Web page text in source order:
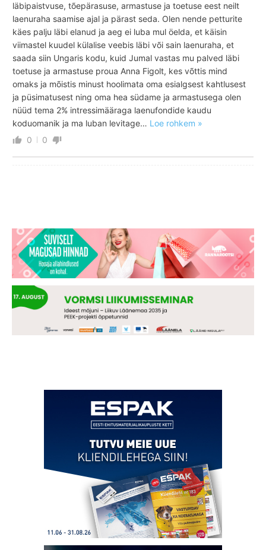
läbipaistvuse, tõepärasuse, armastuse ja toetuse eest neilt
laenuraha saamise ajal ja pärast seda. Olen nende petturite
käes palju läbi elanud ja aeg ei luba mul öelda, et käisin
viimastel kuudel külalise veebis läbi või sain laenuraha, et
saada siin Ungaris kodu, kuid Jumal vastas mu palved läbi
toetuse ja armastuse proua Anna Figolt, kes võttis mind
omaks ja mõistis minust hoolimata oma esialgsest kahtlusest
ja püsimatusest ning oma hea südame ja armastusega olen
nüüd tema 2% intressimääraga laenufondide kaudu
koduomanik ja ma luban levitage… Loe rohkem »
0
0